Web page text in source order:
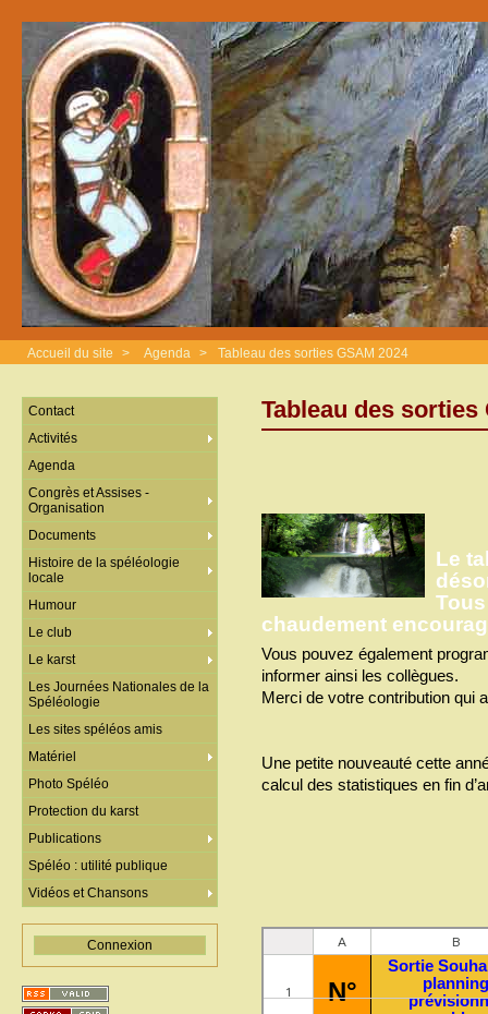
Accueil du site > Agenda > Tableau des sorties GSAM 2024
Tableau des sorties
Le
chaudement
Vous pouvez également
informer ainsi les collègues.
Merci de votre contribution qui
Une petite nouveauté cette
calcul des statistiques en fin
Contact
Activités
Agenda
Congrès et Assises -
Organisation
Documents
Histoire de la spéléologie
locale
Humour
Le club
Le karst
Les Journées Nationales de la
Spéléologie
Les sites spéléos amis
Matériel
Photo Spéléo
Protection du karst
Publications
Spéléo : utilité publique
Vidéos et Chansons
Connexion